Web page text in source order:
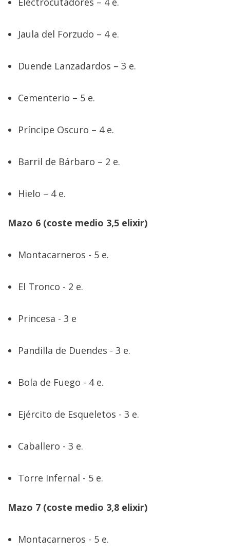
Jaula del Forzudo – 4 e.
Duende Lanzadardos – 3 e.
Cementerio – 5 e.
Príncipe Oscuro – 4 e.
Barril de Bárbaro – 2 e.
Hielo – 4 e.
Mazo 6 (coste medio 3,5 elixir)
Montacarneros - 5 e.
El Tronco - 2 e.
Princesa - 3 e
Pandilla de Duendes - 3 e.
Bola de Fuego - 4 e.
Ejército de Esqueletos - 3 e.
Caballero - 3 e.
Torre Infernal - 5 e.
Mazo 7 (coste medio 3,8 elixir)
Montacarneros - 5 e.